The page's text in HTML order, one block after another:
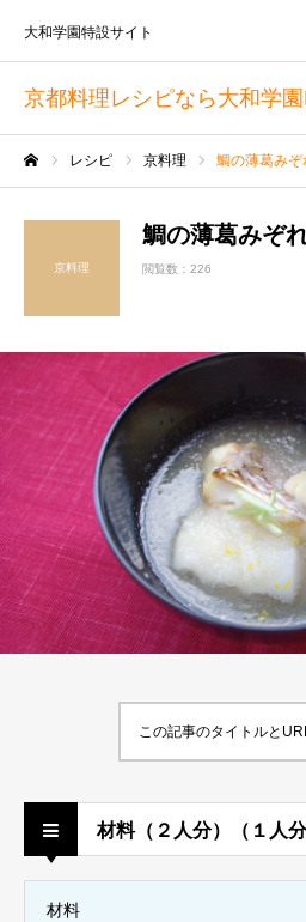
京都料理レシピなら大和学
大和学園特設サイト
レシピ 京料理 鯛の薄葛みぞ
京料理
鯛の薄葛みぞ
閲覧数：226
この記事のタイトルと
材料（２人分）（１
材料